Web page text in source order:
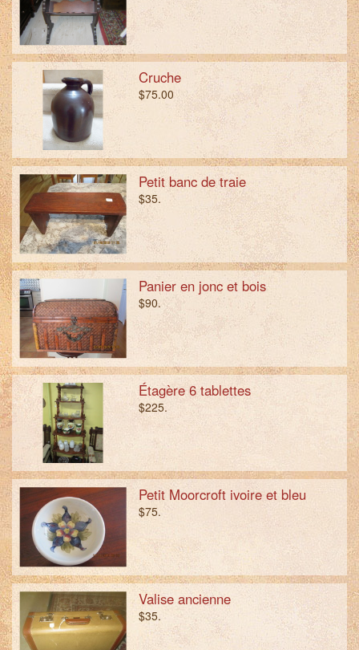
Cruche
$75.00
Petit banc de traie
$35.
Panier en jonc et bois
$90.
Étagère 6 tablettes
$225.
Petit Moorcroft ivoire et bleu
$75.
Valise ancienne
$35.